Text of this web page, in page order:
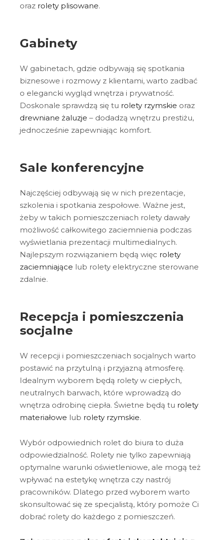
oraz rolety plisowane.
Gabinety
W gabinetach, gdzie odbywają się spotkania
biznesowe i rozmowy z klientami, warto zadbać
o elegancki wygląd wnętrza i prywatność.
Doskonale sprawdzą się tu rolety rzymskie oraz
drewniane żaluzje – dodadzą wnętrzu prestiżu,
jednocześnie zapewniając komfort.
Sale konferencyjne
Najczęściej odbywają się w nich prezentacje,
szkolenia i spotkania zespołowe. Ważne jest,
żeby w takich pomieszczeniach rolety dawały
możliwość całkowitego zaciemnienia podczas
wyświetlania prezentacji multimedialnych.
Najlepszym rozwiązaniem będą więc rolety
zaciemniające lub rolety elektryczne sterowane
zdalnie.
Recepcja i pomieszczenia
socjalne
W recepcji i pomieszczeniach socjalnych warto
postawić na przytulną i przyjazną atmosferę.
Idealnym wyborem będą rolety w ciepłych,
neutralnych barwach, które wprowadzą do
wnętrza odrobinę ciepła. Świetne będą tu rolety
materiałowe lub rolety rzymskie.
Wybór odpowiednich rolet do biura to duża
odpowiedzialność. Rolety nie tylko zapewniają
optymalne warunki oświetleniowe, ale mogą też
wpływać na estetykę wnętrza czy nastrój
pracowników. Dlatego przed wyborem warto
skonsultować się ze specjalistą, który pomoże Ci
dobrać rolety do każdego z pomieszczeń.